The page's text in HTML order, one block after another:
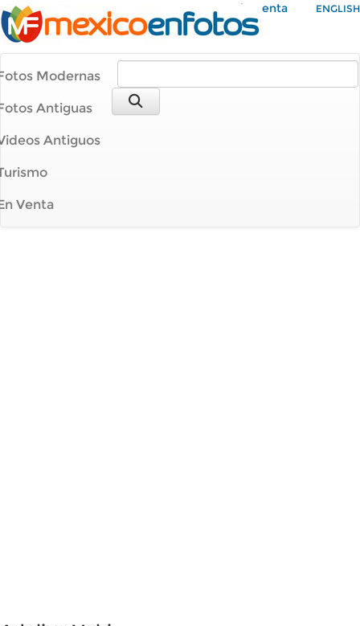
Mi Cuenta ENGLISH
Modernas
Antiguas
Antiguos
Venta